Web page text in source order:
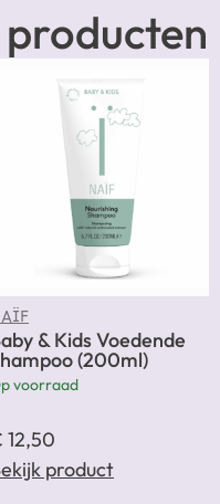
& Kids Voedende
(200ml)
voorraad
12,50
product